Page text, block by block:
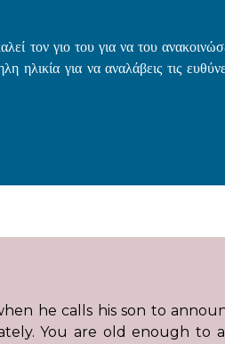
τον γιο του για να του
ηλικία για να αναλάβεις τις
he calls his son to
You are old enough to